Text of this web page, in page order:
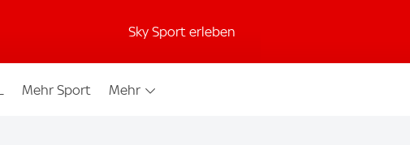
Sky Sport erleben
Mehr Sport Mehr